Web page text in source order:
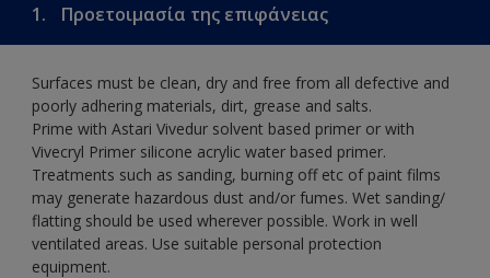
1. Προετοιμασία της επιφάνειας
Surfaces must be clean, dry and free from all defective and
poorly adhering materials, dirt, grease and salts.
Prime with Astari Vivedur solvent based primer or with
Vivecryl Primer silicone acrylic water based primer.
Treatments such as sanding, burning off etc of paint films
may generate hazardous dust and/or fumes. Wet sanding/
flatting should be used wherever possible. Work in well
ventilated areas. Use suitable personal protection
equipment.